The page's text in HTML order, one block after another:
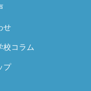
せ
校コラム
プ